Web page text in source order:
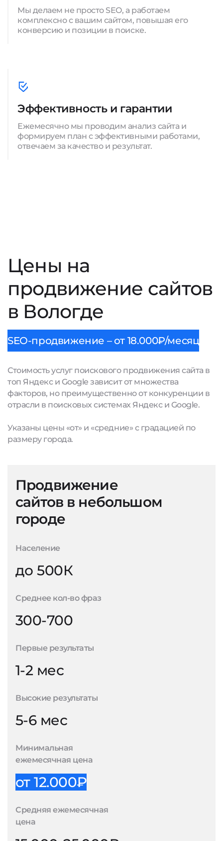
Мы делаем не просто SEO, а работаем
комплексно с вашим сайтом, повышая его
конверсию и позиции в поиске.
Эффективность и гарантии
Ежемесячно мы проводим анализ сайта и
формируем план с эффективными работами,
отвечаем за качество и результат.
Цены на
продвижение сайтов
в Вологде
SEO-продвижение – от 18.000₽/месяц
Стоимость услуг поискового продвижения сайта в
топ Яндекс и Google зависит от множества
факторов, но преимущественно от конкуренции в
отрасли в поисковых системах Яндекс и Google.
Указаны цены «от» и «средние» с градацией по
размеру города.
Продвижение
сайтов в небольшом
городе
Население
до 500К
Среднее кол-во фраз
300-700
Первые результаты
1-2 мес
Высокие результаты
5-6 мес
Минимальная
ежемесячная цена
от 12.000₽
Средняя ежемесячная
цена